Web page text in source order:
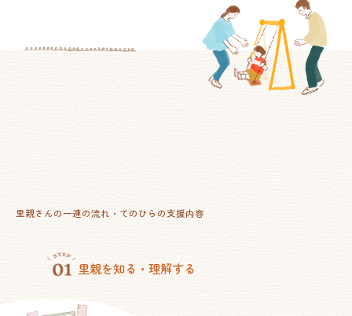
里親さんの一連の流れ・てのひらの支援内容
里親を知る・理解する